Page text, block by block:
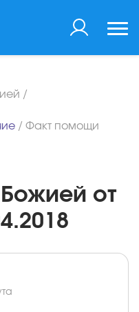
/
/ Факт помощи
от